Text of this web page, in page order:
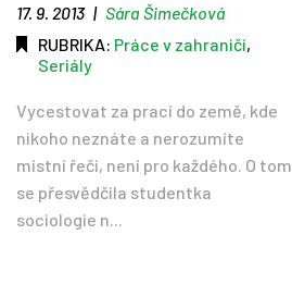
17. 9. 2013 | Sára Šimečková
RUBRIKA: Práce v zahraničí,
Seriály
Vycestovat za prací do země, kde
nikoho neznáte a nerozumíte
místní řeči, není pro každého. O tom
se přesvědčila studentka
sociologie n...